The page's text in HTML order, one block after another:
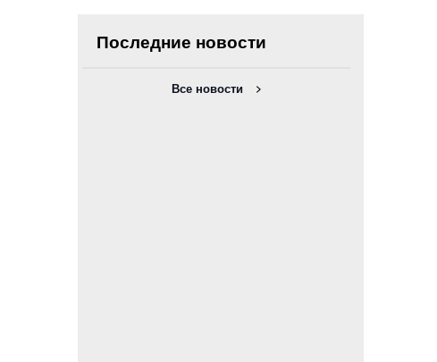
Последние новости
Все новости